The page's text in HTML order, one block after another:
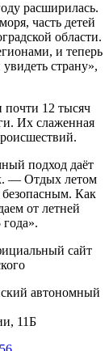
расширилась.
часть детей
области.
и теперь
страну»,
почти 12 тысяч
Их слаженная
подход даёт
— Отдых летом
Как
от летней
сайт
автономный
11Б